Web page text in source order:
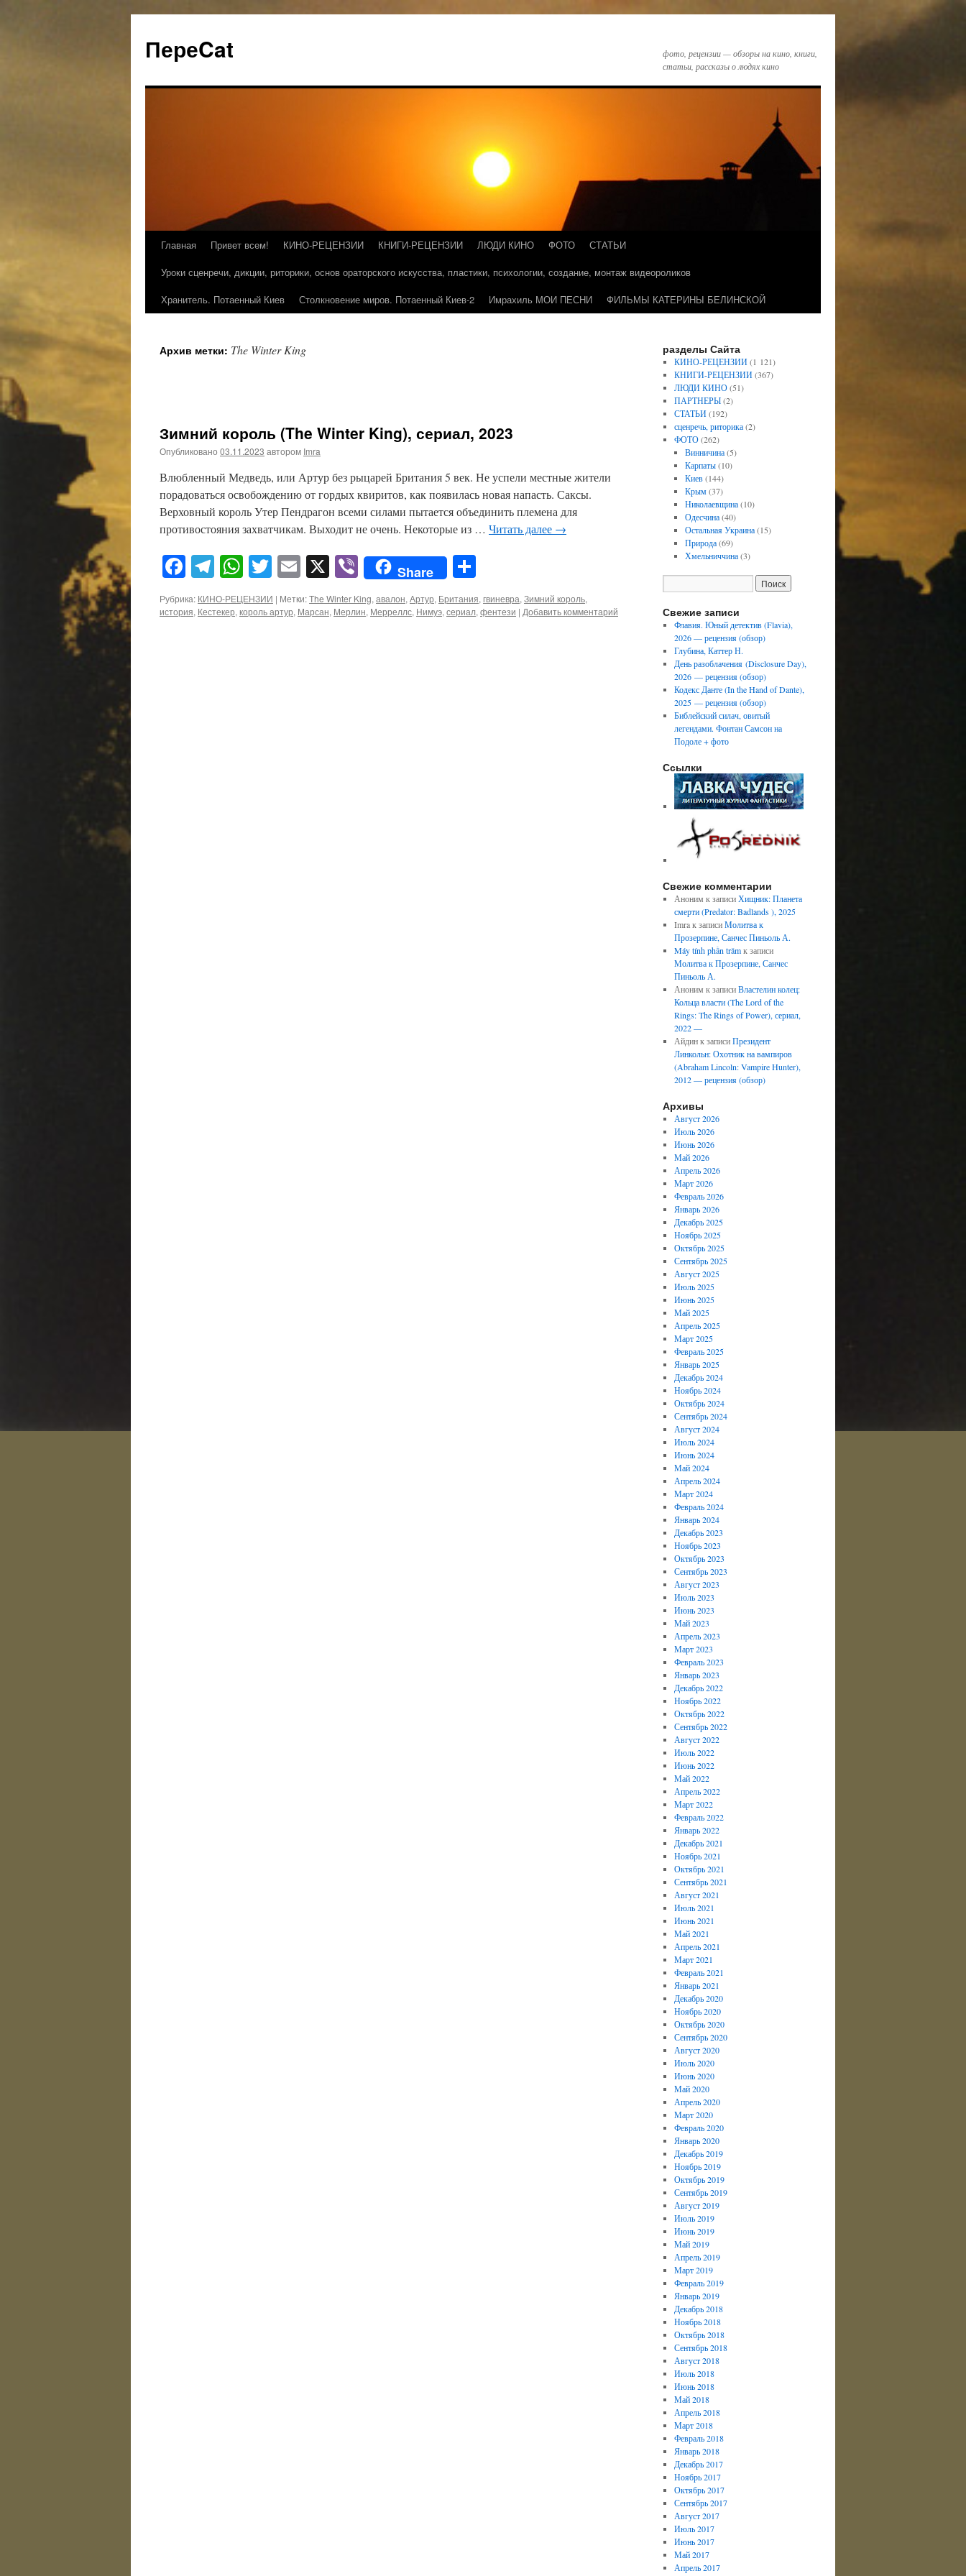
ПереCat
фото, рецензии — обзоры на кино, книги,
статьи, рассказы о людях кино
Главная Привет всем! КИНО-РЕЦЕНЗИИ КНИГИ-РЕЦЕНЗИИ ЛЮДИ КИНО ФОТО
СТАТЬИ
Уроки сценречи, дикции, риторики, основ ораторского искусства, пластики, психологии, создание, монтаж видеороликов
Хранитель. Потаенный Киев
Столкновение миров. Потаенный Киев-2 Имрахиль МОИ ПЕСНИ ФИЛЬМЫ КАТЕРИНЫ БЕЛИНСКОЙ
Архив метки: The Winter King
Зимний король (The Winter King), сериал, 2023
Опубликовано 03.11.2023 автором Imra
Влюбленный Медведь, или Артур без рыцарей Британия 5 век. Не успели местные жители
порадоваться освобождению от гордых квиритов, как появилась новая напасть. Саксы.
Верховный король Утер Пендрагон всеми силами пытается объединить племена для
противостояния захватчикам. Выходит не очень. Некоторые из … Читать далее →
Facebook
Telegram
WhatsApp
Twitter
Email
X ViberShare
Рубрика: КИНО-РЕЦЕНЗИИ | Метки:The Winter King,авалон,Артур, Британия,гвиневра,Зимний король,
история, Кестекер,король артур, Марсан, Мерлин, Мерреллс, Нимуэ,сериал,фентези | Добавить комментарий
разделы Сайта
КИНО-РЕЦЕНЗИИ(1 121)
КНИГИ-РЕЦЕНЗИИ(367)
ЛЮДИ КИНО(51)
ПАРТНЕРЫ(2)
СТАТЬИ(192)
сценречь, риторика(2)
ФОТО(262)
Винничина(5)
Карпаты(10)
Киев(144)
Крым(37)
Николаевщина(10)
Одесчина(40)
Остальная Украина(15)
Природа(69)
Хмельниччина(3)
Свежие записи
Флавия. Юный детектив (Flavia),
2026 — рецензия (обзор)
Глубина, Каттер Н.
День разоблачения (Disclosure Day),
2026 — рецензия (обзор)
Кодекс Данте (In the Hand of Dante),
2025 — рецензия (обзор)
Библейский силач, овитый
легендами. Фонтан Самсон на
Подоле + фото
Ссылки
Свежие комментарии
Аноним к записиХищник: Планета
смерти (Predator: Badlands ), 2025
Imraк записиМолитва к
Прозерпине, Санчес Пиньоль А.
Máy tính phần trămк записи
Молитва к Прозерпине, Санчес
Пиньоль А.
Аноним к записиВластелин колец:
Кольца власти (The Lord of the
Rings: The Rings of Power), сериал,
2022 —
Айдинк записиПрезидент
Линкольн: Охотник на вампиров
(Abraham Lincoln: Vampire Hunter),
2012 — рецензия (обзор)
Архивы
Август 2026
Июль 2026
Июнь 2026
Май 2026
Апрель 2026
Март 2026
Февраль 2026
Январь 2026
Декабрь 2025
Ноябрь 2025
Октябрь 2025
Сентябрь 2025
Август 2025
Июль 2025
Июнь 2025
Май 2025
Апрель 2025
Март 2025
Февраль 2025
Январь 2025
Декабрь 2024
Ноябрь 2024
Октябрь 2024
Сентябрь 2024
Август 2024
Июль 2024
Июнь 2024
Май 2024
Апрель 2024
Март 2024
Февраль 2024
Январь 2024
Декабрь 2023
Ноябрь 2023
Октябрь 2023
Сентябрь 2023
Август 2023
Июль 2023
Июнь 2023
Май 2023
Апрель 2023
Март 2023
Февраль 2023
Январь 2023
Декабрь 2022
Ноябрь 2022
Октябрь 2022
Сентябрь 2022
Август 2022
Июль 2022
Июнь 2022
Май 2022
Апрель 2022
Март 2022
Февраль 2022
Январь 2022
Декабрь 2021
Ноябрь 2021
Октябрь 2021
Сентябрь 2021
Август 2021
Июль 2021
Июнь 2021
Май 2021
Апрель 2021
Март 2021
Февраль 2021
Январь 2021
Декабрь 2020
Ноябрь 2020
Октябрь 2020
Сентябрь 2020
Август 2020
Июль 2020
Июнь 2020
Май 2020
Апрель 2020
Март 2020
Февраль 2020
Январь 2020
Декабрь 2019
Ноябрь 2019
Октябрь 2019
Сентябрь 2019
Август 2019
Июль 2019
Июнь 2019
Май 2019
Апрель 2019
Март 2019
Февраль 2019
Январь 2019
Декабрь 2018
Ноябрь 2018
Октябрь 2018
Сентябрь 2018
Август 2018
Июль 2018
Июнь 2018
Май 2018
Апрель 2018
Март 2018
Февраль 2018
Январь 2018
Декабрь 2017
Ноябрь 2017
Октябрь 2017
Сентябрь 2017
Август 2017
Июль 2017
Июнь 2017
Май 2017
Апрель 2017